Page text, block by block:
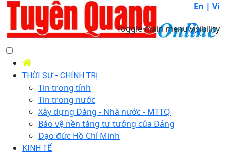
En | Vi
Toggle main menu visibility
THỜI SỰ - CHÍNH TRỊ
Tin trong tỉnh
Tin trong nước
Xây dựng Đảng - Nhà nước - MTTQ
Bảo vệ nền tảng tư tưởng của Đảng
Đạo đức Hồ Chí Minh
KINH TẾ